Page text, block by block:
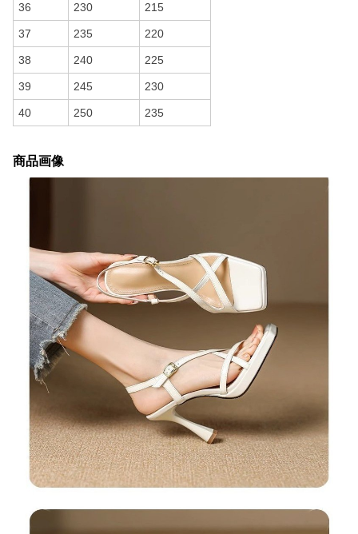
36 230 215
37 235 220
38 240 225
39 245 230
40 250 235
商品画像